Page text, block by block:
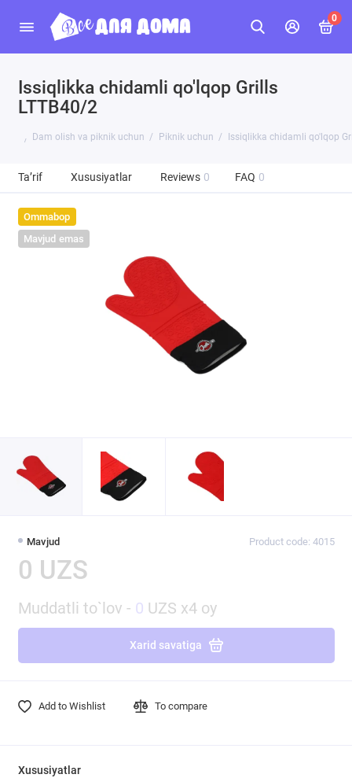
0
Issiqlikka chidamli qo'lqop Grills
LTTB40/2
Dam olish va piknik uchun Piknik uchun Issiqlikka chidamli qo'lqop
Ta’rif Xususiyatlar Reviews 0 FAQ 0
Ommabop
Mavjud emas
Mavjud Product code: 4015
0 UZS
Muddatli to`lov - 0 UZS x4 oy
Xarid savatiga
Add to Wishlist To compare
Xususiyatlar